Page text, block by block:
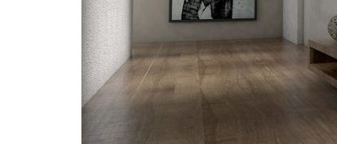
poradniki.
Porady
–
praktyczne
porady